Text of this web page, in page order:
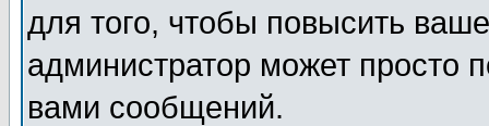
для того, чтобы повысить
администратор может просто
вами сообщений.